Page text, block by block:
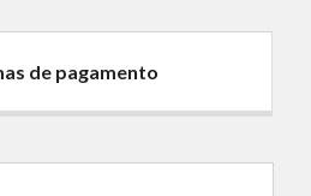
de pagamento